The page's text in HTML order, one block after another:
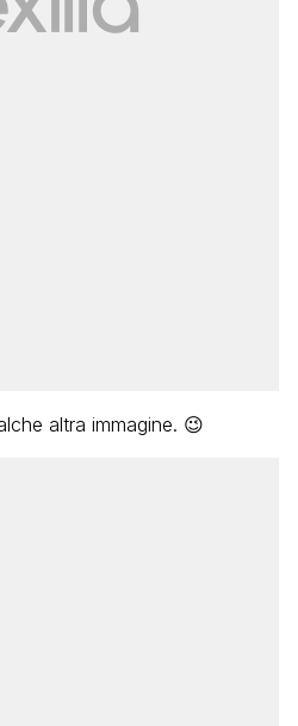
altra immagine. 😉